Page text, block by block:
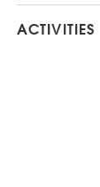
ACTIVITIES